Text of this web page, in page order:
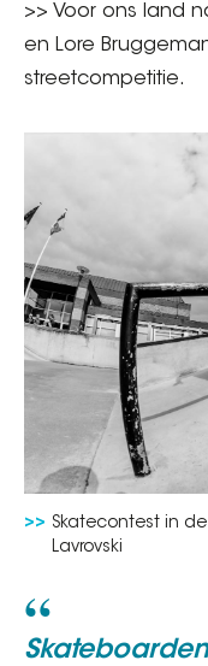
>> Voor ons land
en Lore
streetcompetitie.
Skatecontest in
Lavrovski